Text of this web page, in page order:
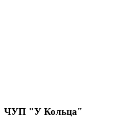
ЧУП "У Кольца"